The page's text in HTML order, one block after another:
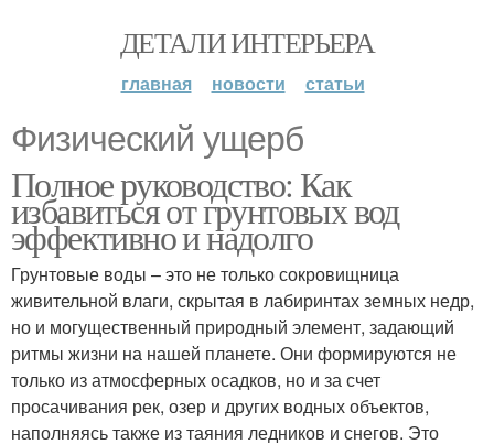
ДЕТАЛИ ИНТЕРЬЕРА
главная новости статьи
Физический ущерб
Полное руководство: Как
избавиться от грунтовых вод
эффективно и надолго
Грунтовые воды – это не только сокровищница
живительной влаги, скрытая в лабиринтах земных недр,
но и могущественный природный элемент, задающий
ритмы жизни на нашей планете. Они формируются не
только из атмосферных осадков, но и за счет
просачивания рек, озер и других водных объектов,
наполняясь также из таяния ледников и снегов. Это